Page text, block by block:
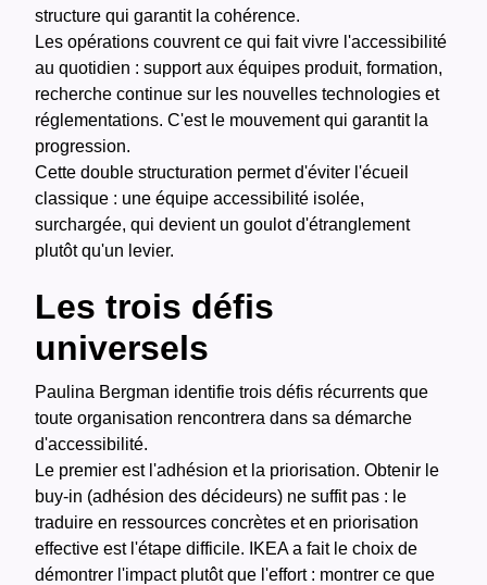
structure qui garantit la cohérence.
Les opérations couvrent ce qui fait vivre l'accessibilité
au quotidien : support aux équipes produit, formation,
recherche continue sur les nouvelles technologies et
réglementations. C'est le mouvement qui garantit la
progression.
Cette double structuration permet d'éviter l'écueil
classique : une équipe accessibilité isolée,
surchargée, qui devient un goulot d'étranglement
plutôt qu'un levier.
Les trois défis
universels
Paulina Bergman identifie trois défis récurrents que
toute organisation rencontrera dans sa démarche
d'accessibilité.
Le premier est l'adhésion et la priorisation. Obtenir le
buy-in (adhésion des décideurs) ne suffit pas : le
traduire en ressources concrètes et en priorisation
effective est l'étape difficile. IKEA a fait le choix de
démontrer l'impact plutôt que l'effort : montrer ce que